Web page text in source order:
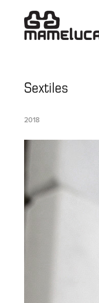
Sextiles
2018